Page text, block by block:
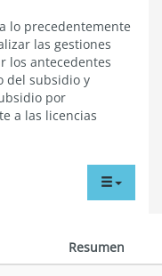
lo precedentemente
las gestiones
los antecedentes
del subsidio y
por
a las licencias
menu
Resumen